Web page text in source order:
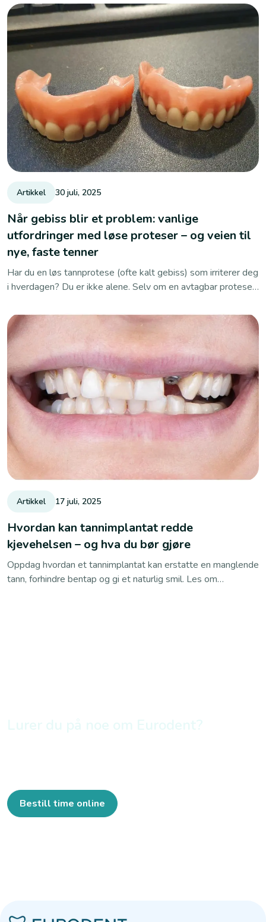
tenner, men forskjellen i komfort, funksjon og langtidseffekt
er stor.
Artikkel 30 juli, 2025
Når gebiss blir et problem: vanlige
utfordringer med løse proteser – og veien til
nye, faste tenner
Har du en løs tannprotese (ofte kalt gebiss) som irriterer deg
i hverdagen? Du er ikke alene. Selv om en avtagbar protese
pasienter alt fra redusert smaksopplevelse til sosial
usikkerhet. I dette innlegget går vi gjennom de vanligste
ulempene – og viser hvordan tannimplantat kan gi deg nye
faste tenner som både føles og ser naturlige ut.
Artikkel 17 juli, 2025
Hvordan kan tannimplantat redde
kjevehelsen – og hva du bør gjøre
Oppdag hvordan et tannimplantat kan erstatte en manglende
tann, forhindre bentap og gi et naturlig smil. Les om
Lurer du på noe om Eurodent?
Bestill time online